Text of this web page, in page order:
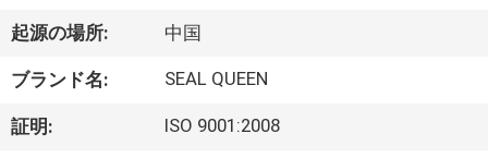
ダ
ク
ト
起源の場所: 中国
ブランド名: SEAL QUEEN
証明: ISO 9001:2008